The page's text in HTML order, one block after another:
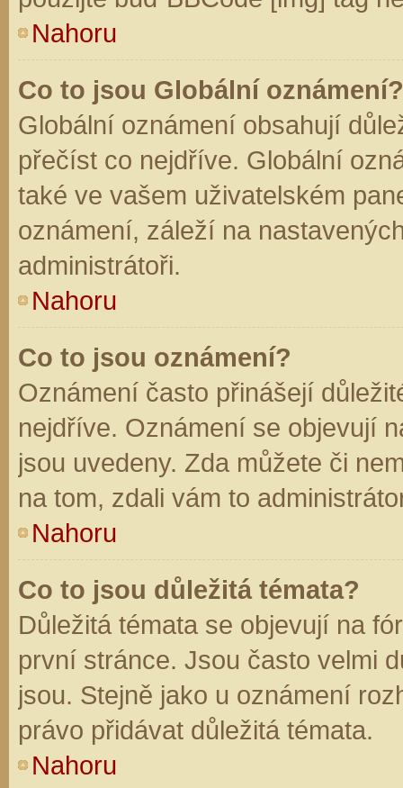
Nahoru
Co to jsou Globální oznámení?
Globální oznámení obsahují
přečíst co nejdříve. Globální
také ve vašem uživatelském
oznámení, záleží na
administrátoři.
Nahoru
Co to jsou oznámení?
Oznámení často přinášejí
nejdříve. Oznámení se objevují
jsou uvedeny. Zda můžete či
na tom, zdali vám to
Nahoru
Co to jsou důležitá témata?
Důležitá témata se objevují na
první stránce. Jsou často velmi
jsou. Stejně jako u oznámení
právo přidávat důležitá témata.
Nahoru